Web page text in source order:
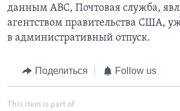
данным АВС, Почтовая служба,
агентством правительства США,
в административный отпуск.
Поделиться Follow us
This item is part of